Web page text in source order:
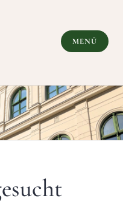
MENÜ